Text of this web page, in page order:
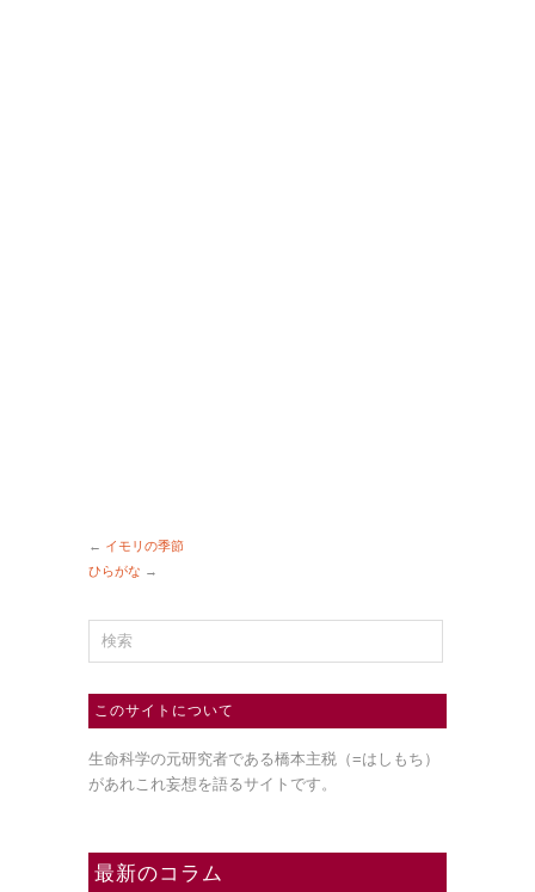
← イモリの季節
ひらがな →
このサイトについて
生命科学の元研究者である橋本主税（=はしもち）
があれこれ妄想を語るサイトです。
最新のコラム